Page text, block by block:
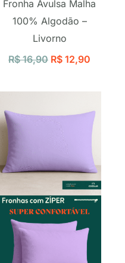
Fronha Avulsa Malha
100% Algodão –
Livorno
R$16,90 R$ 12,90
preço
atual
é: